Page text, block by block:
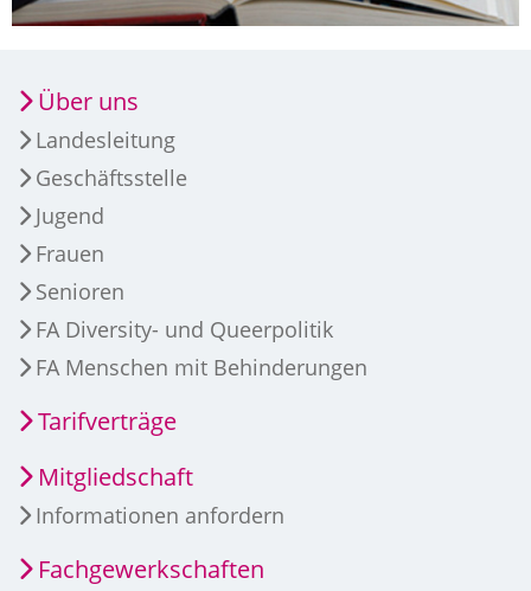
Über uns
Landesleitung
Geschäftsstelle
Jugend
Frauen
Senioren
FA Diversity- und Queerpolitik
FA Menschen mit Behinderungen
Tarifverträge
Mitgliedschaft
Informationen anfordern
Fachgewerkschaften